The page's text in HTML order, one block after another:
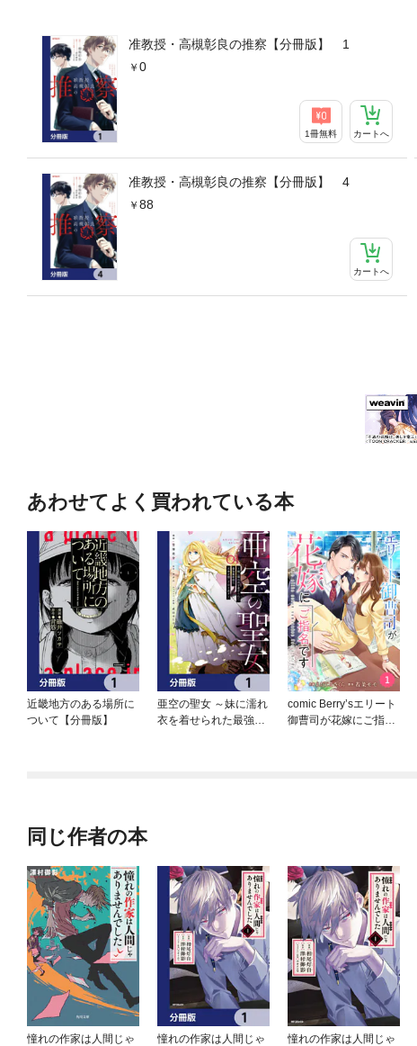
准教授・高槻彰良の推察【分冊版】 1
0
1冊無料 カートへ
准教授・高槻彰良の推察【分冊版】 4
88
カートへ
あわせてよく買われている本
近畿地方のある場所に
ついて【分冊版】
亜空の聖女 ～妹に濡れ
衣を着せられた最強魔
comic Berry’sエリート
御曹司が花嫁にご指名
同じ作者の本
憧れの作家は人間じゃ
憧れの作家は人間じゃ
憧れの作家は人間じゃ